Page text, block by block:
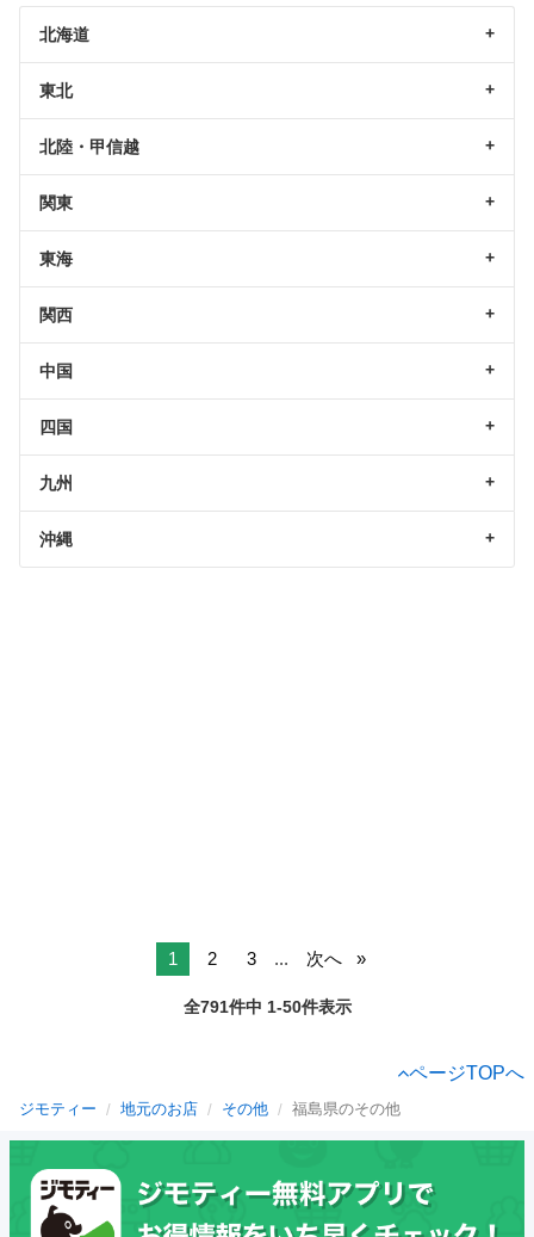
北海道
東北
北陸・甲信越
関東
東海
関西
中国
四国
九州
沖縄
1 2 3 ... 次へ
全791件中 1-50件表示
ページTOPへ
ジモティー 地元のお店 その他 福島県のその他